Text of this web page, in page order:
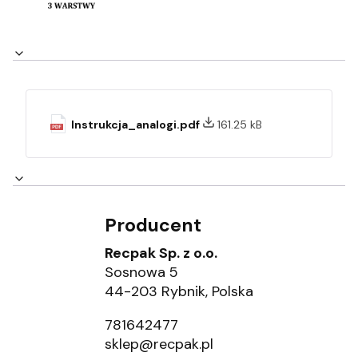
Instrukcja_analogi.pdf 161.25 kB
Producent
Recpak Sp. z o.o.
Sosnowa 5
44-203 Rybnik, Polska
781642477
sklep@recpak.pl